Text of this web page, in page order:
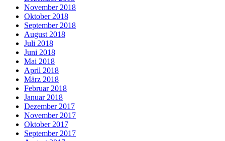
November 2018
Oktober 2018
September 2018
August 2018
Juli 2018
Juni 2018
Mai 2018
April 2018
März 2018
Februar 2018
Januar 2018
Dezember 2017
November 2017
Oktober 2017
September 2017